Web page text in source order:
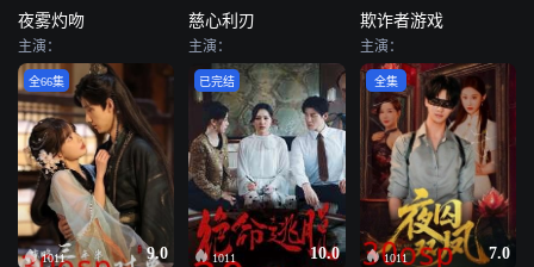
夜雾灼吻
主演：
慈心利刃
主演：
欺诈者游戏
主演：
1011 9.0
全66集
1011 10.0
已完结
1011 7.0
全集